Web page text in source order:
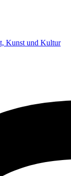
Kunst und Kultur